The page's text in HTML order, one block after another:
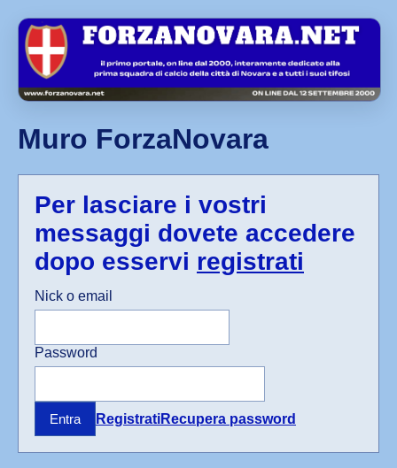
Muro ForzaNovara
Per lasciare i vostri
messaggi dovete accedere
dopo esservi registrati
Nick o email
Password
Entra RegistratiRecupera password